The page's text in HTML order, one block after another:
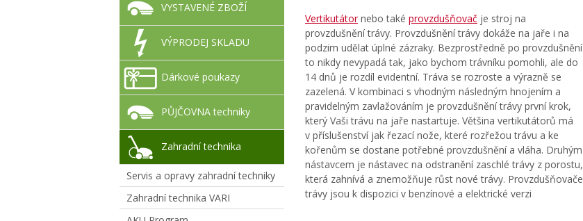
Vertikutátornebo také provzdušňovač je stroj na
provzdušnění trávy. Provzdušnění trávy dokáže na jaře i na
podzim udělat úplné zázraky. Bezprostředně po provzdušnění
to nikdy nevypadá tak, jako bychom trávníku pomohli, ale do
14 dnů je rozdíl evidentní. Tráva se rozroste a výrazně se
zazelená. V kombinaci s vhodným následným hnojením a
pravidelným zavlažováním je provzdušnění trávy první krok,
který Vaši trávu na jaře nastartuje. Většina vertikutátorů má
v příslušenství jak řezací nože, které rozřežou trávu a ke
kořenům se dostane potřebné provzdušnění a vláha. Druhým
nástavcem je nástavec na odstranění zaschlé trávy z porostu,
která zahnívá a znemožňuje růst nové trávy. Provzdušňovače
trávy jsou k dispozici v benzínové a elektrické verzi
VYSTAVENÉ ZBOŽÍ
VÝPRODEJ SKLADU
Dárkové poukazy
PŮJČOVNA techniky
Zahradní technika
Servis a opravy zahradní techniky
Zahradní technika VARI